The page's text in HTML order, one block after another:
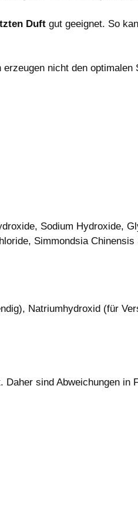
Duft gut geeignet. So
nicht den
Sodium Hydroxide,
Simmondsia Chinensis
Natriumhydroxid (für
sind Abweichungen in